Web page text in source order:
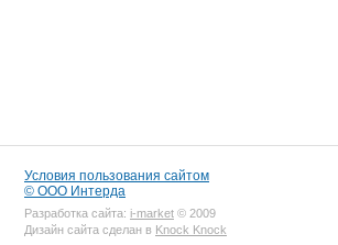
Условия пользования сайтом
© ООО Интерда
Разработка сайта: i-market © 2009
Дизайн сайта сделан в Knock Knock